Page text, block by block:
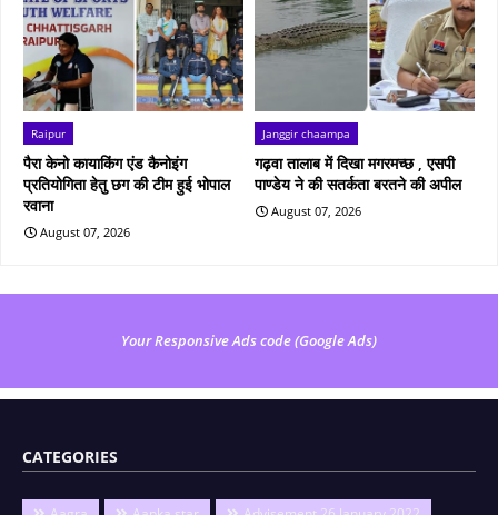
Raipur
पैरा केनो कायाकिंग एंड कैनोइंग
प्रतियोगिता हेतु छग की टीम हुई भोपाल
रवाना
August 07, 2026
Janggir chaampa
गढ़वा तालाब में दिखा मगरमच्छ , एसपी
पाण्डेय ने की सतर्कता बरतने की अपील
August 07, 2026
Your Responsive Ads code (Google Ads)
CATEGORIES